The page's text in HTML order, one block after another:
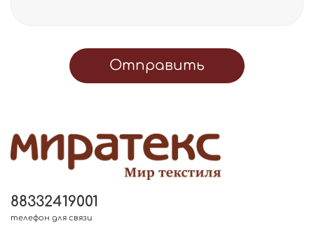
Отправить
88332419001
телефон для связи